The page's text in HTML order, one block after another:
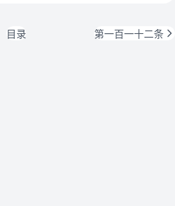
目录 第一百一十二条